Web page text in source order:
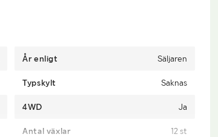
År enligt Säljaren
Typskylt Saknas
4WD Ja
Antal växlar 12 st